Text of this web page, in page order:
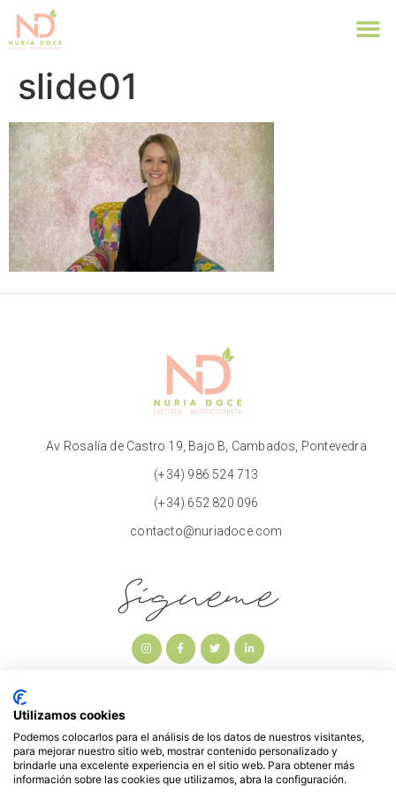
slide01
Av Rosalía de Castro 19, Bajo B, Cambados, Pontevedra
(+34) 986 524 713
(+34) 652 820 096
contacto@nuriadoce.com
Sígueme
Utilizamos cookies
Podemos colocarlos para el análisis de los datos de nuestros visitantes,
para mejorar nuestro sitio web, mostrar contenido personalizado y
brindarle una excelente experiencia en el sitio web. Para obtener más
información sobre las cookies que utilizamos, abra la configuración.